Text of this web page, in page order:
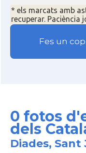
* els marcats amb
recuperar. Paciència
Fes un
0 fotos
dels
Diades, Sant